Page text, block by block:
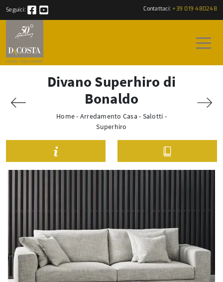
Seguici: Contattaci: +39 019 480248
Divano Superhiro di
Bonaldo
Home- Arredamento Casa - Salotti -
Superhiro